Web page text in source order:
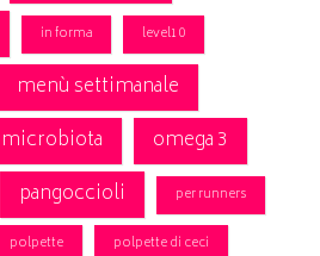
in forma level10
menù settimanale
microbiota
omega 3
pangoccioli per runners
polpette polpette di ceci